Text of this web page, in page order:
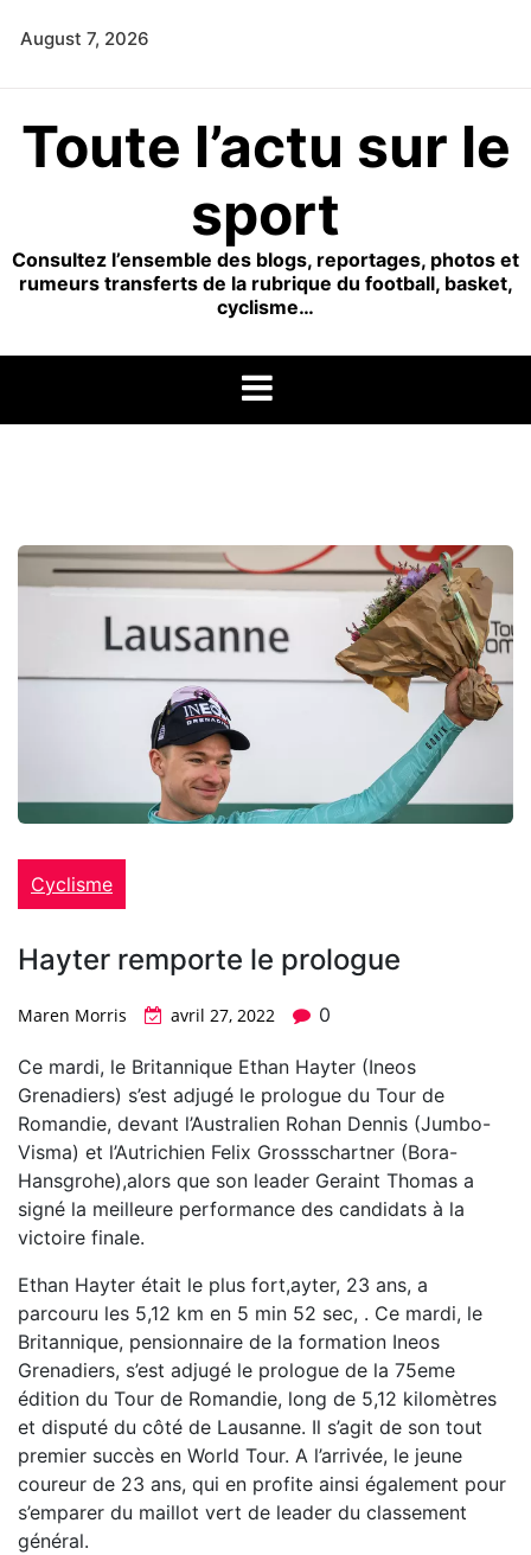
August 7, 2026
Toute l’actu sur le
sport
Consultez l’ensemble des blogs, reportages, photos et
rumeurs transferts de la rubrique du football, basket,
cyclisme…
Cyclisme
Hayter remporte le prologue
Maren Morris avril 27, 2022 0
Ce mardi, le Britannique Ethan Hayter (Ineos
Grenadiers) s’est adjugé le prologue du Tour de
Romandie, devant l’Australien Rohan Dennis (Jumbo-
Visma) et l’Autrichien Felix Grossschartner (Bora-
Hansgrohe),alors que son leader Geraint Thomas a
signé la meilleure performance des candidats à la
victoire finale.
Ethan Hayter était le plus fort,ayter, 23 ans, a
parcouru les 5,12 km en 5 min 52 sec, . Ce mardi, le
Britannique, pensionnaire de la formation Ineos
Grenadiers, s’est adjugé le prologue de la 75eme
édition du Tour de Romandie, long de 5,12 kilomètres
et disputé du côté de Lausanne. Il s’agit de son tout
premier succès en World Tour. A l’arrivée, le jeune
coureur de 23 ans, qui en profite ainsi également pour
s’emparer du maillot vert de leader du classement
général.